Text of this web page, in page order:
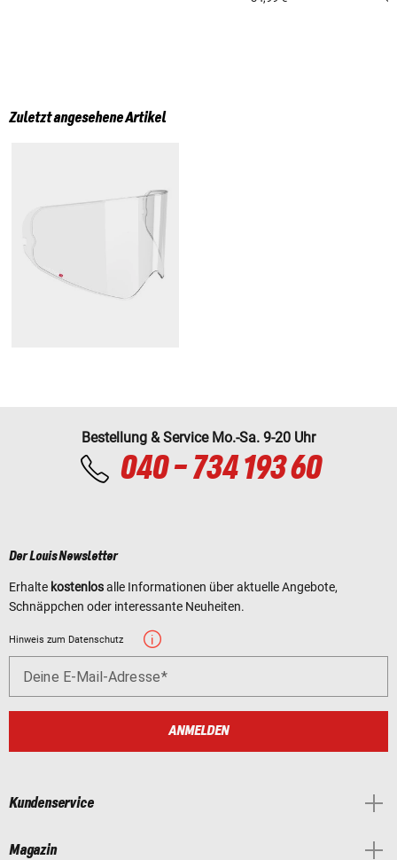
Zuletzt angesehene Artikel
Bestellung & Service Mo.-Sa. 9-20 Uhr
040 - 734 193 60
Der Louis Newsletter
Erhalte kostenlosalle Informationen über aktuelle Angebote,
Schnäppchen oder interessante Neuheiten.
Hinweis zum Datenschutz
Deine E-Mail-Adresse
ANMELDEN
Kundenservice
Magazin